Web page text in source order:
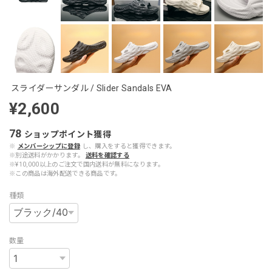
スライダーサンダル / Slider Sandals EVA
¥2,600
78 ショップポイント獲得
※ メンバーシップに登録 し、購入をすると獲得できます。
※別途送料がかかります。
送料を確認する
※¥10,000以上のご注文で国内送料が無料になります。
※この商品は海外配送できる商品です。
種類
数量